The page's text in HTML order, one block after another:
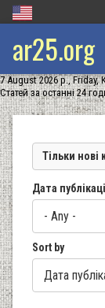
ar25.org
7 August 2026 р., Friday,
Статей за останні 24
Тільки
Дата
Sort by